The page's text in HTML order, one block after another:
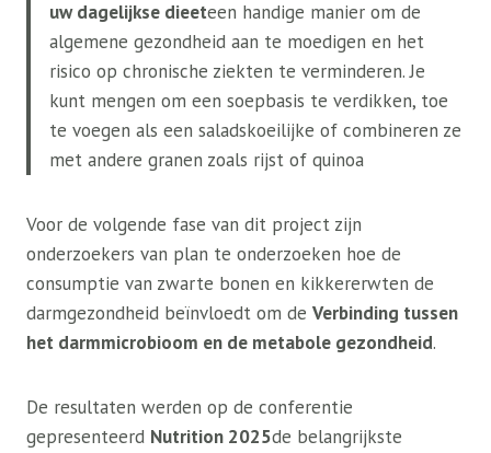
uw dagelijkse dieeteen handige manier om de
algemene gezondheid aan te moedigen en het
risico op chronische ziekten te verminderen. Je
kunt mengen om een ​​soepbasis te verdikken, toe
te voegen als een saladskoeilijke of combineren ze
met andere granen zoals rijst of quinoa
Voor de volgende fase van dit project zijn
onderzoekers van plan te onderzoeken hoe de
consumptie van zwarte bonen en kikkererwten de
darmgezondheid beïnvloedt om de Verbinding tussen
het darmmicrobioom en de metabole gezondheid.
De resultaten werden op de conferentie
gepresenteerd Nutrition 2025de belangrijkste